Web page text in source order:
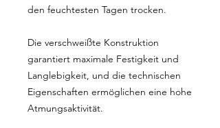
den feuchtesten Tagen trocken.
Die verschweißte Konstruktion
garantiert maximale Festigkeit und
Langlebigkeit, und die technischen
Eigenschaften ermöglichen eine hohe
Atmungsaktivität.